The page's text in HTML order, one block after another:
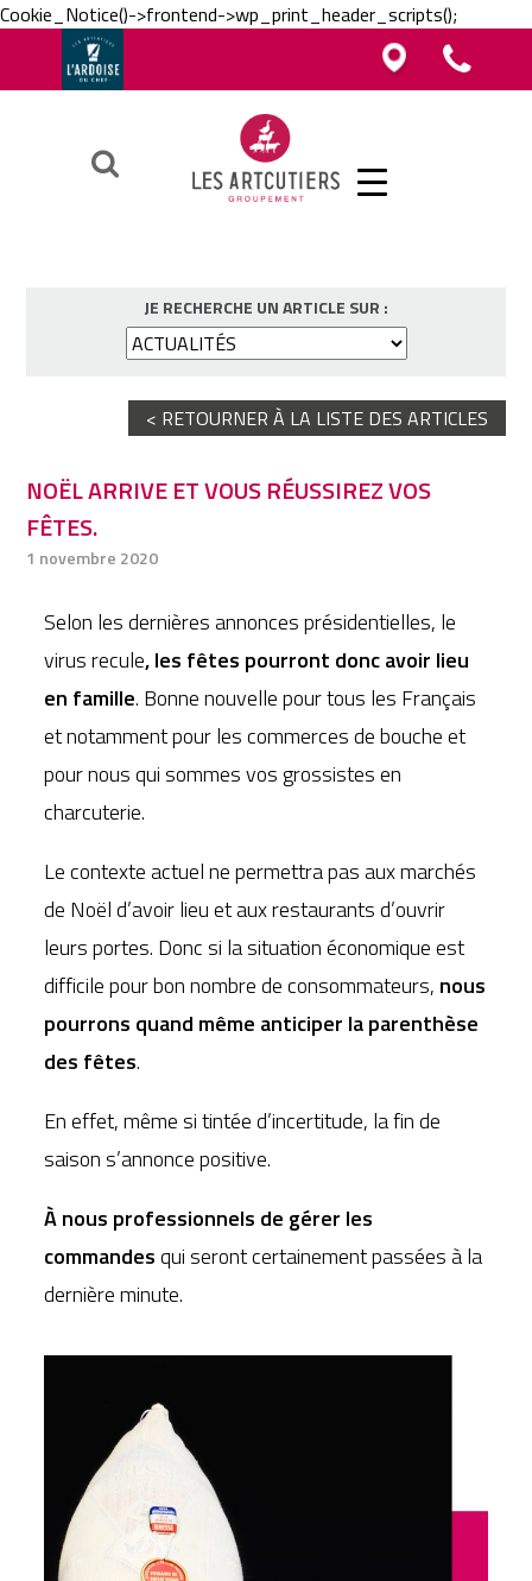
Cookie_Notice()->frontend->wp_print_header_scripts();
JE RECHERCHE UN ARTICLE SUR :
< RETOURNER À LA LISTE DES ARTICLES
NOËL ARRIVE ET VOUS RÉUSSIREZ VOS
FÊTES.
1 novembre 2020
Selon les dernières annonces présidentielles, le
virus recule, les fêtes pourront donc avoir lieu
en famille. Bonne nouvelle pour tous les Français
et notamment pour les commerces de bouche et
pour nous qui sommes vos grossistes en
charcuterie.
Le contexte actuel ne permettra pas aux marchés
de Noël d’avoir lieu et aux restaurants d’ouvrir
leurs portes. Donc si la situation économique est
difficile pour bon nombre de consommateurs, nous
pourrons quand même anticiper la parenthèse
des fêtes.
En effet, même si tintée d’incertitude, la fin de
saison s’annonce positive.
À nous professionnels de gérer les
commandesqui seront certainement passées à la
dernière minute.